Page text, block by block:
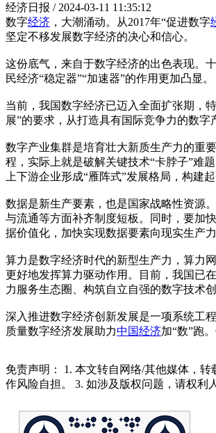
经济日报 / 2024-03-11 11:35:12
数字经济 ，大潮涌动。从2017年“促进数字
坚定不移发展数字经济的决心和信心。
这份底气，来自于数字经济的出色表现。
民经济“稳定器”“加速器”的作用更加凸显。
当前，我国数字经济已迈入全面扩张期，
展”的要求，从打造具有国际竞争力的数
数字产业集群是培育壮大新质生产力的重
程，实际上就是破解关键技术“卡脖子”难
上下游企业形成“雁阵式”发展格局，构建
数据是新生产要素，也是国家战略性资源
与流通等方面补齐制度短板。同时，要加
据价值化，加快实现数据要素向现实生产力
算力是数字经济时代的新型生产力，算力
更好地发挥算力驱动作用。目前，我国已
力服务生态圈、构筑自立自强的数字技术
深入推进数字经济创新发展是一项系统工
质量数字经济发展助力中国经济加“数”跑
免责声明： 1. 本文转自网络/其他媒体，
作风险自担。 3. 如涉及版权问题，请权利